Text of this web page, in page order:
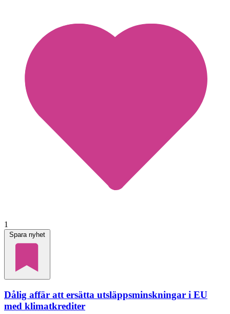
1
Spara nyhet
Dålig affär att ersätta utsläppsminskningar i EU
med klimatkrediter